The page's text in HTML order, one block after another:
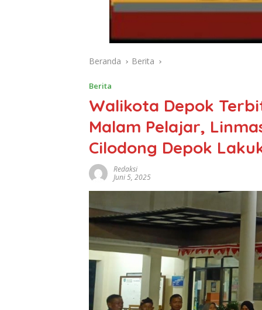
Beranda Berita
Berita
Walikota Depok
Malam Pelajar,
Cilodong Depok
Redaksi
Juni 5, 2025